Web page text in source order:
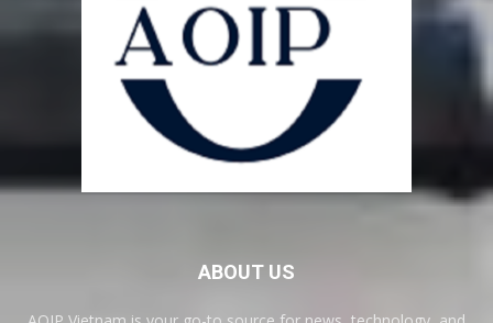
ABOUT US